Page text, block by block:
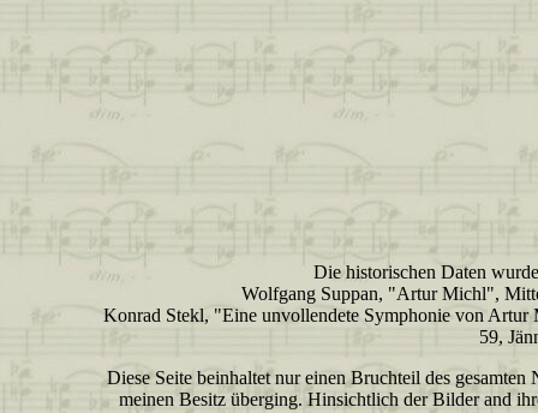
Die historischen Daten
Wolfgang Suppan, "Artur Michl",
Konrad Stekl, "Eine unvollendete Symphonie von
59,
Diese Seite beinhaltet nur einen Bruchteil des
meinen Besitz überging. Hinsichtlich der Bilder and